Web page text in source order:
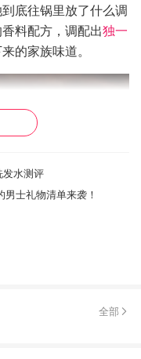
底往锅里放了什么调
料配方，调配出独一
的家族味道。
度味道，就仿佛是想
水测评
士礼物清单来袭！
全部